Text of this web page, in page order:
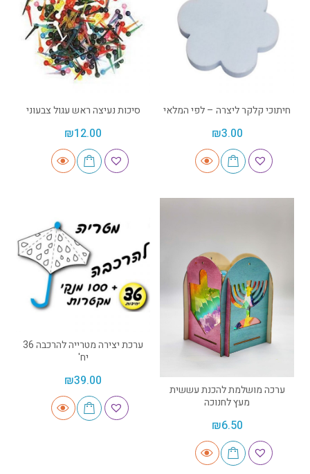
חיתוכי קלקר ליצרה – לפי המלאי
₪3.00
סיכות נעיצה ראש עגול צבעוני
₪12.00
ערכה מושלמת להכנת עששית
מעץ לחנוכה
₪6.50
ערכת יצירה מטרייה להרכבה 36
יח'
₪39.00